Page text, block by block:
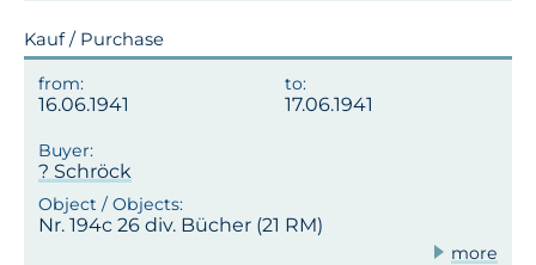
Kauf / Purchase
16.06.1941 17.06.1941
? Schröck
Nr. 194c 26 div. Bücher (21 RM)
more